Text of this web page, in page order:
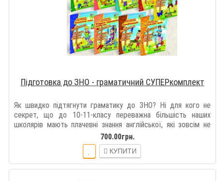
Підготовка до ЗНО - граматичний СУПЕРкомплект
Як швидко підтягнути граматику до ЗНО? Ні для кого не
секрет, що до 10-11-класу переважна більшість наших
школярів мають плачевні знання англійської, які зовсім не
відповідають міністерській програмі..
700.00грн.
КУПИТИ